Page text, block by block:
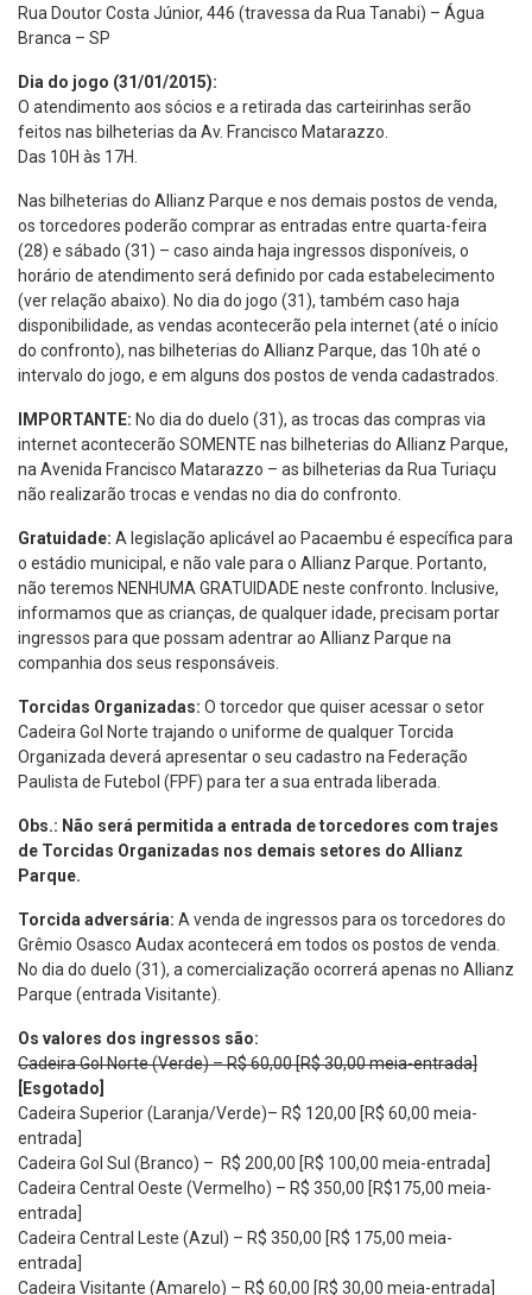
Rua Doutor Costa Júnior, 446 (travessa da Rua Tanabi) – Água
Branca – SP
Dia do jogo (31/01/2015):
O atendimento aos sócios e a retirada das carteirinhas serão
feitos nas bilheterias da Av. Francisco Matarazzo.
Das 10H às 17H.
Nas bilheterias do Allianz Parque e nos demais postos de venda,
os torcedores poderão comprar as entradas entre quarta-feira
(28) e sábado (31) – caso ainda haja ingressos disponíveis, o
horário de atendimento será definido por cada estabelecimento
(ver relação abaixo). No dia do jogo (31), também caso haja
disponibilidade, as vendas acontecerão pela internet (até o início
do confronto), nas bilheterias do Allianz Parque, das 10h até o
intervalo do jogo, e em alguns dos postos de venda cadastrados.
IMPORTANTE: No dia do duelo (31), as trocas das compras via
internet acontecerão SOMENTE nas bilheterias do Allianz Parque,
na Avenida Francisco Matarazzo – as bilheterias da Rua Turiaçu
não realizarão trocas e vendas no dia do confronto.
Gratuidade: A legislação aplicável ao Pacaembu é específica para
o estádio municipal, e não vale para o Allianz Parque. Portanto,
não teremos NENHUMA GRATUIDADE neste confronto. Inclusive,
informamos que as crianças, de qualquer idade, precisam portar
ingressos para que possam adentrar ao Allianz Parque na
companhia dos seus responsáveis.
Torcidas Organizadas: O torcedor que quiser acessar o setor
Cadeira Gol Norte trajando o uniforme de qualquer Torcida
Organizada deverá apresentar o seu cadastro na Federação
Paulista de Futebol (FPF) para ter a sua entrada liberada.
Obs.: Não será permitida a entrada de torcedores com trajes
de Torcidas Organizadas nos demais setores do Allianz
Parque.
Torcida adversária: A venda de ingressos para os torcedores do
Grêmio Osasco Audax acontecerá em todos os postos de venda.
No dia do duelo (31), a comercialização ocorrerá apenas no Allianz
Parque (entrada Visitante).
Os valores dos ingressos são:
Cadeira Gol Norte (Verde) – R$ 60,00 [R$ 30,00 meia-entrada]
[Esgotado]
Cadeira Superior (Laranja/Verde)– R$ 120,00 [R$ 60,00 meia-
entrada]
Cadeira Gol Sul (Branco) – R$ 200,00 [R$ 100,00 meia-entrada]
Cadeira Central Oeste (Vermelho) – R$ 350,00 [R$175,00 meia-
entrada]
Cadeira Central Leste (Azul) – R$ 350,00 [R$ 175,00 meia-
entrada]
Cadeira Visitante (Amarelo) – R$ 60,00 [R$ 30,00 meia-entrada]